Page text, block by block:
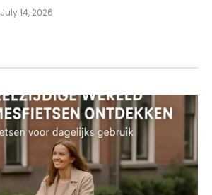
July 14, 2026